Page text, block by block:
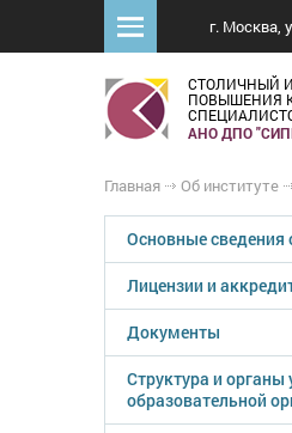
г. Москва,
СТОЛИЧНЫЙ
ПОВЫШЕНИЯ
АНО ДПО
Главная Об институте
Основные сведения
Лицензии и
Документы
Структура и органы
образовательной